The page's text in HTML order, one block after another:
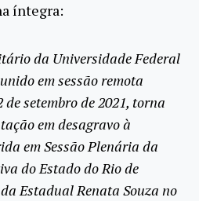
íntegra:
da Universidade Federal
em sessão remota
setembro de 2021, torna
em desagravo à
em Sessão Plenária da
do Estado do Rio de
Estadual Renata Souza no